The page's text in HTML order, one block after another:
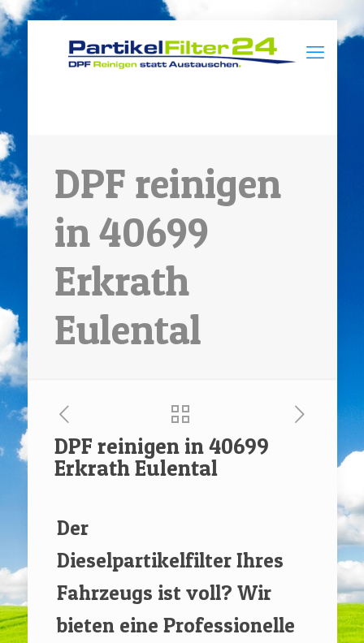
DPF reinigen
in 40699
Erkrath
Eulental
DPF reinigen in 40699
Erkrath Eulental
Der
Dieselpartikelfilter Ihres
Fahrzeugs ist voll? Wir
bieten eine Professionelle